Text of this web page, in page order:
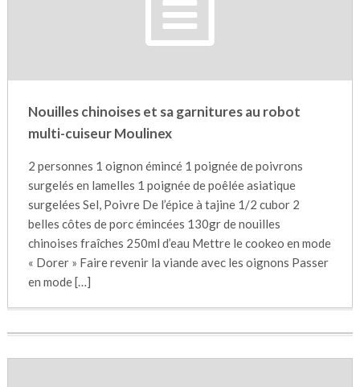
Nouilles chinoises et sa garnitures au robot
multi-cuiseur Moulinex
2 personnes 1 oignon émincé 1 poignée de poivrons
surgelés en lamelles 1 poignée de poêlée asiatique
surgelées Sel, Poivre De l’épice à tajine 1/2 cubor 2
belles côtes de porc émincées 130gr de nouilles
chinoises fraîches 250ml d’eau Mettre le cookeo en mode
« Dorer » Faire revenir la viande avec les oignons Passer
en mode […]